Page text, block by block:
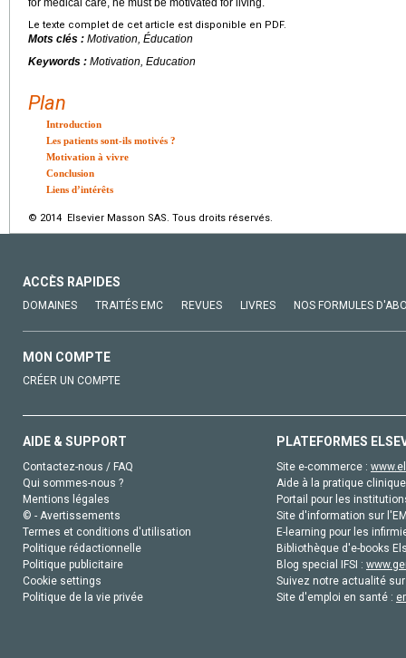
for medical care, he must be motivated for living.
Le texte complet de cet article est disponible en PDF.
Mots clés : Motivation, Éducation
Keywords : Motivation, Education
Plan
Introduction
Les patients sont-ils motivés ?
Motivation à vivre
Conclusion
Liens d’intérêts
© 2014 Elsevier Masson SAS. Tous droits réservés.
ACCÈS RAPIDES
DOMAINES TRAITÉS EMC REVUES LIVRES NOS FORMULES
MON COMPTE
CRÉER UN COMPTE
AIDE & SUPPORT
Contactez-nous / FAQ
Qui sommes-nous ?
Mentions légales
© - Avertissements
Termes et conditions d'utilisation
Politique rédactionnelle
Politique publicitaire
Cookie settings
Politique de la vie privée
PLATEFORMES
Site e-commerce :
Aide à la pratique
Portail pour les
Site d'information sur
E-learning pour les
Bibliothèque d'e-books
Blog special IFSI :
Suivez notre actualité
Site d'emploi en santé :